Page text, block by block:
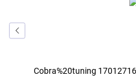
Cobra%20tuning